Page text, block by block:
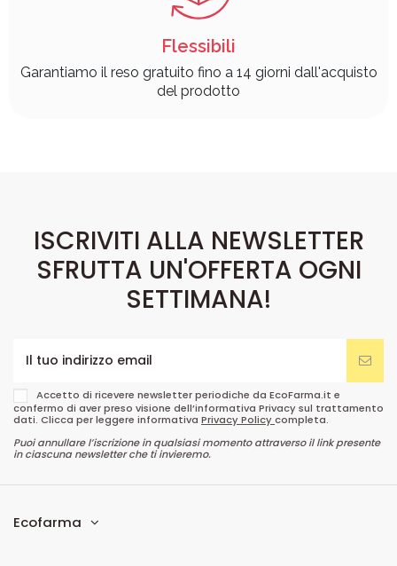
Flessibili
Garantiamo il reso gratuito fino a 14 giorni dall'acquisto
del prodotto
ISCRIVITI ALLA NEWSLETTER
SFRUTTA UN'OFFERTA OGNI
SETTIMANA!
Accetto di ricevere newsletter periodiche da EcoFarma.it e
confermo di aver preso visione dell’informativa Privacy sul trattamento
dati. Clicca per leggere informativa Privacy Policycompleta.
Puoi annullare l’iscrizione in qualsiasi momento attraverso il link presente
in ciascuna newsletter che ti invieremo.
Ecofarma